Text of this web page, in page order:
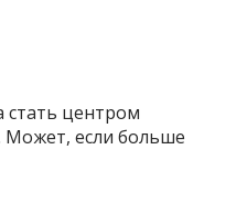
стать центром
Может, если больше